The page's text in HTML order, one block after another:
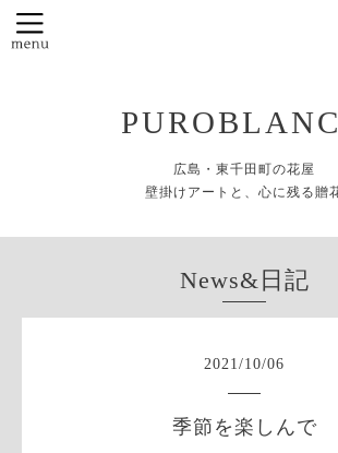
広島・東千田町の花屋
壁掛けアートと、心に残る贈
News&日記
2021 /10/06
季節を楽しんで